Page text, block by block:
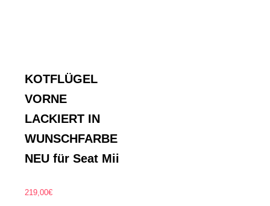
KOTFLÜGEL
VORNE
LACKIERT IN
WUNSCHFARBE
NEU für Seat Mii
219,00€